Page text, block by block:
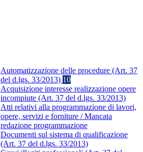
Automatizzazione delle procedure (Art. 37
del d.lgs. 33/2013) 10
Acquisizione interesse realizzazione opere
incompiute (Art. 37 del d.lgs. 33/2013)
Atti relativi alla programmazione di lavori,
opere, servizi e forniture / Mancata
redazione programmazione
Documenti sul sistema di qualificazione
(Art. 37 del d.lgs. 33/2013)